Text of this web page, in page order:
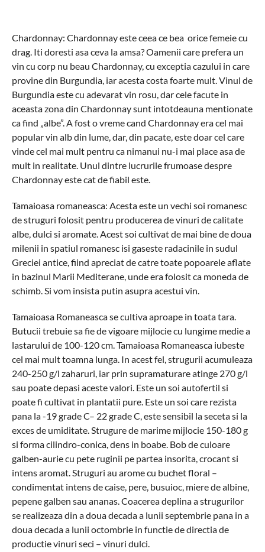
Chardonnay: Chardonnay este ceea ce bea orice femeie cu
drag. Iti doresti asa ceva la amsa? Oamenii care prefera un
vin cu corp nu beau Chardonnay, cu exceptia cazului in care
provine din Burgundia, iar acesta costa foarte mult. Vinul de
Burgundia este cu adevarat vin rosu, dar cele facute in
aceasta zona din Chardonnay sunt intotdeauna mentionate
ca find „albe”. A fost o vreme cand Chardonnay era cel mai
popular vin alb din lume, dar, din pacate, este doar cel care
vinde cel mai mult pentru ca nimanui nu-i mai place asa de
mult in realitate. Unul dintre lucrurile frumoase despre
Chardonnay este cat de fiabil este.
Tamaioasa romaneasca: Acesta este un vechi soi romanesc
de struguri folosit pentru producerea de vinuri de calitate
albe, dulci si aromate. Acest soi cultivat de mai bine de doua
milenii in spatiul romanesc isi gaseste radacinile in sudul
Greciei antice, fiind apreciat de catre toate popoarele aflate
in bazinul Marii Mediterane, unde era folosit ca moneda de
schimb. Si vom insista putin asupra acestui vin.
Tamaioasa Romaneasca se cultiva aproape in toata tara.
Butucii trebuie sa fie de vigoare mijlocie cu lungime medie a
lastarului de 100-120 cm. Tamaioasa Romaneasca iubeste
cel mai mult toamna lunga. In acest fel, strugurii acumuleaza
240-250 g/l zaharuri, iar prin supramaturare atinge 270 g/l
sau poate depasi aceste valori. Este un soi autofertil si
poate fi cultivat in plantatii pure. Este un soi care rezista
pana la -19 grade C– 22 grade C, este sensibil la seceta si la
exces de umiditate. Strugure de marime mijlocie 150-180 g
si forma cilindro-conica, dens in boabe. Bob de culoare
galben-aurie cu pete ruginii pe partea insorita, crocant si
intens aromat. Struguri au arome cu buchet floral –
condimentat intens de caise, pere, busuioc, miere de albine,
pepene galben sau ananas. Coacerea deplina a strugurilor
se realizeaza din a doua decada a lunii septembrie pana in a
doua decada a lunii octombrie in functie de directia de
productie vinuri seci – vinuri dulci.